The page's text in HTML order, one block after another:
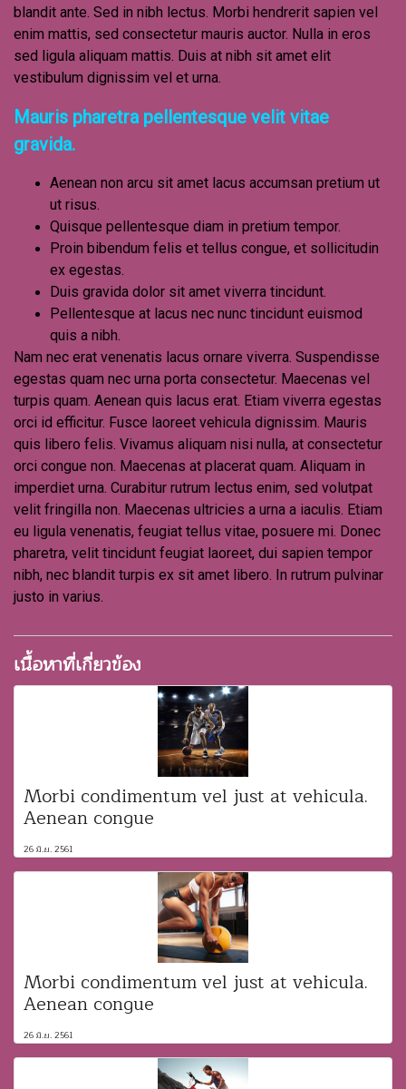
blandit ante. Sed in nibh lectus. Morbi hendrerit sapien vel
enim mattis, sed consectetur mauris auctor. Nulla in eros
sed ligula aliquam mattis. Duis at nibh sit amet elit
vestibulum dignissim vel et urna.
Mauris pharetra pellentesque velit vitae
gravida.
Aenean non arcu sit amet lacus accumsan pretium ut
ut risus.
Quisque pellentesque diam in pretium tempor.
Proin bibendum felis et tellus congue, et sollicitudin
ex egestas.
Duis gravida dolor sit amet viverra tincidunt.
Pellentesque at lacus nec nunc tincidunt euismod
quis a nibh.
Nam nec erat venenatis lacus ornare viverra. Suspendisse
egestas quam nec urna porta consectetur. Maecenas vel
turpis quam. Aenean quis lacus erat. Etiam viverra egestas
orci id efficitur. Fusce laoreet vehicula dignissim. Mauris
quis libero felis. Vivamus aliquam nisi nulla, at consectetur
orci congue non. Maecenas at placerat quam. Aliquam in
imperdiet urna. Curabitur rutrum lectus enim, sed volutpat
velit fringilla non. Maecenas ultricies a urna a iaculis. Etiam
eu ligula venenatis, feugiat tellus vitae, posuere mi. Donec
pharetra, velit tincidunt feugiat laoreet, dui sapien tempor
nibh, nec blandit turpis ex sit amet libero. In rutrum pulvinar
justo in varius.
เนื้อหาที่เกี่ยวข้อง
Morbi condimentum vel just at vehicula.
Aenean congue
26 มิ.ย. 2561
Morbi condimentum vel just at vehicula.
Aenean congue
26 มิ.ย. 2561